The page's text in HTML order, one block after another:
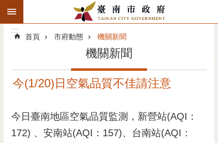
跳到主要內容區塊
搜
階
精彩府城
市府團隊
:::
:::
首頁 市府動態 機關新聞
機關新聞
今(1/20)日空氣品質不佳請注意
今日臺南地區空氣品質監測，新營站(AQI：
172) 、安南站(AQI：157)、台南站(AQI：